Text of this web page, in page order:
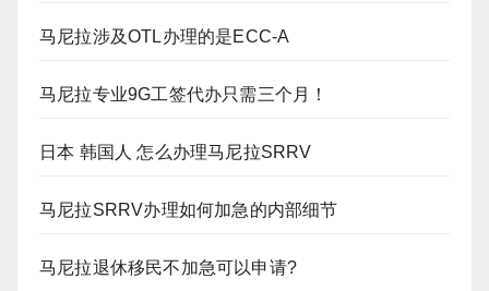
马尼拉涉及OTL办理的是ECC-A
马尼拉专业9G工签代办只需三个月！
日本 韩国人 怎么办理马尼拉SRRV
马尼拉SRRV办理如何加急的内部细节
马尼拉退休移民不加急可以申请?